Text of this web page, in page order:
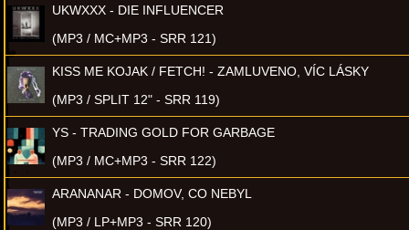
UKWXXX - DIE INFLUENCER
(MP3 / MC+MP3 - SRR 121)
KISS ME KOJAK / FETCH! - ZAMLUVENO, VÍC LÁSKY
(MP3 / SPLIT 12" - SRR 119)
YS - TRADING GOLD FOR GARBAGE
(MP3 / MC+MP3 - SRR 122)
ARANANAR - DOMOV, CO NEBYL
(MP3 / LP+MP3 - SRR 120)